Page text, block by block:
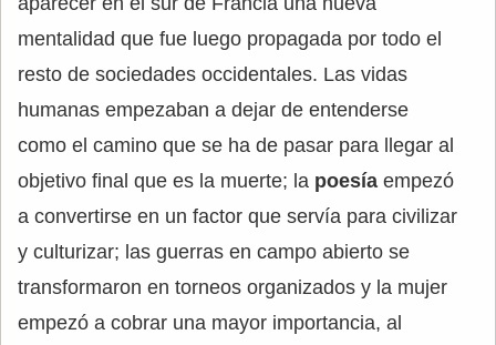
mentalidad que fue luego propagada por todo el
resto de sociedades occidentales. Las vidas
humanas empezaban a dejar de entenderse
como el camino que se ha de pasar para llegar al
objetivo final que es la muerte; la poesía empezó
a convertirse en un factor que servía para civilizar
y culturizar; las guerras en campo abierto se
transformaron en torneos organizados y la mujer
empezó a cobrar una mayor importancia, al